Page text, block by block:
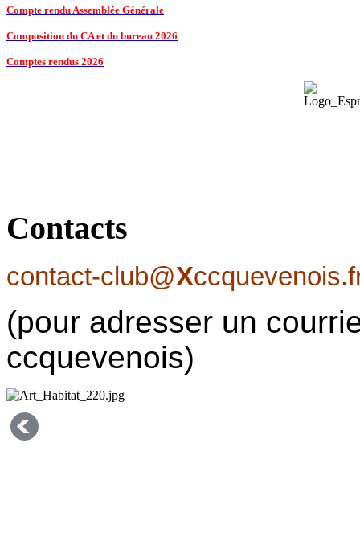
Compte rendu Assemblée Générale
Composition du CA et du bureau 2026
Comptes rendus 2026
Contacts
contact-club@X
(pour adresser un
ccquevenois)